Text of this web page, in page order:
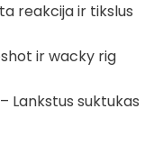
reakcija ir tikslus
ir wacky rig
Lankstus suktukas